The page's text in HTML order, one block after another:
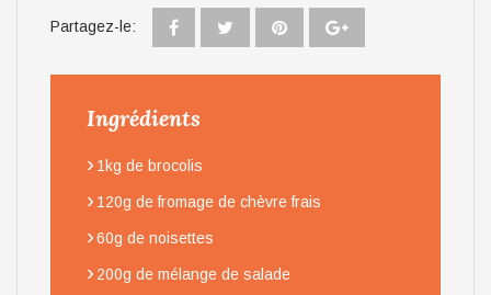
Partagez-le:
Ingrédients
› 1kg de brocolis
› 120g de fromage de chèvre frais
›60g de noisettes
› 200g de mélange de salade